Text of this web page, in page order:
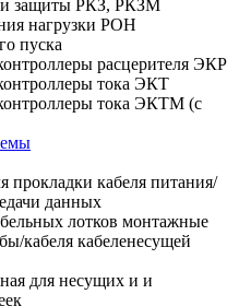
и защиты РКЗ, РКЗМ
нагрузки РОН
пуска
расцерителя ЭКР
тока ЭКТ
тока ЭКТМ (с
прокладки кабеля питания/
данных
лотков монтажные
кабеля кабеленесущей
для несущих и и